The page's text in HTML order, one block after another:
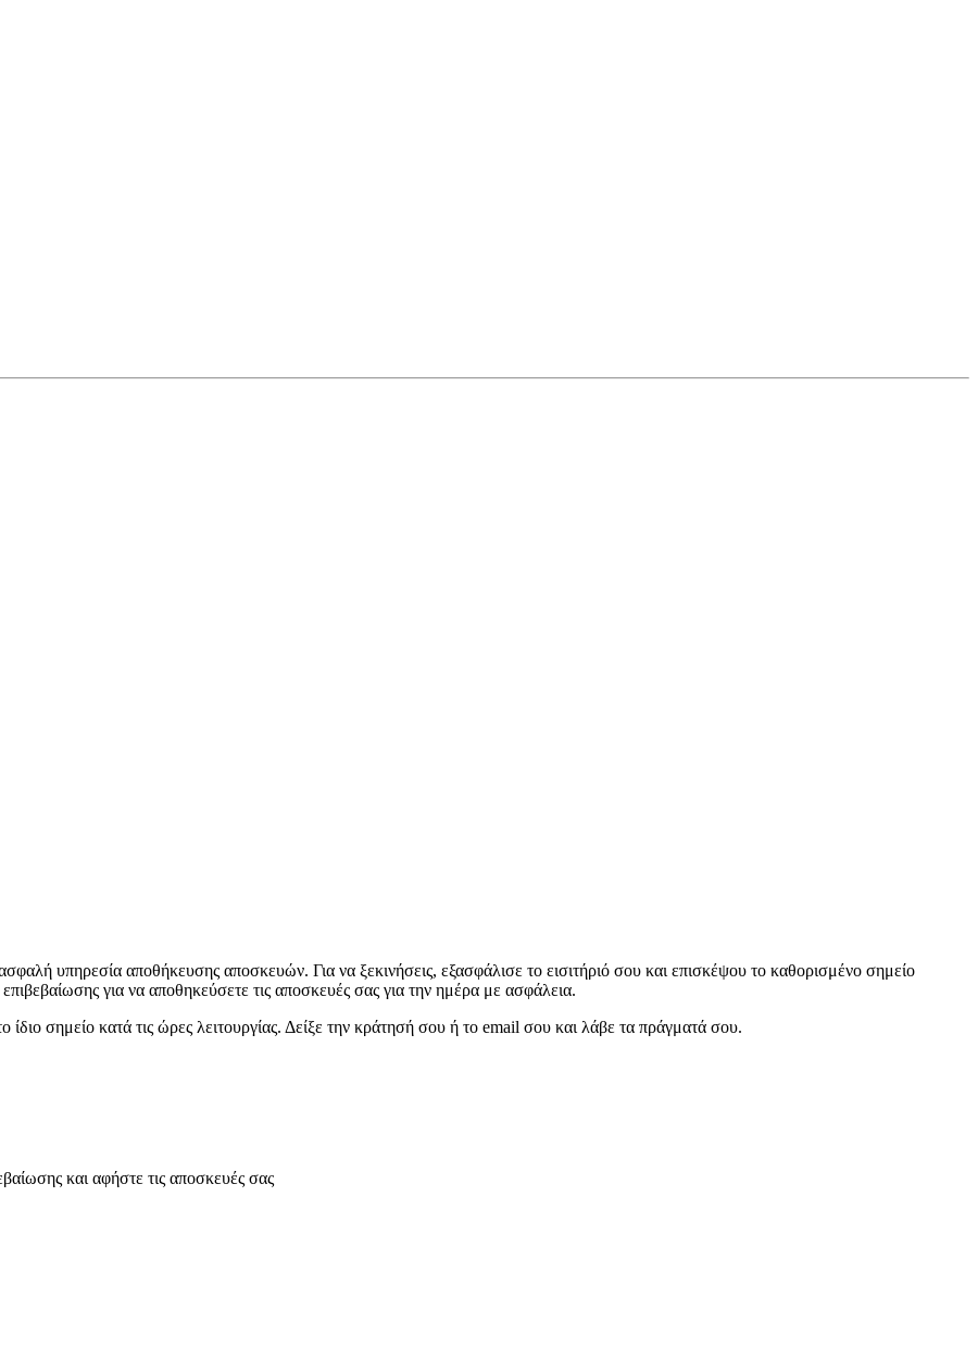
υπηρεσία αποθήκευσης αποσκευών. Για να ξεκινήσεις, εξασφάλισε το εισιτήριό σου και επισκέψου το καθορισμένο σημείο
για να αποθηκεύσετε τις αποσκευές σας για την ημέρα με ασφάλεια.
ίδιο σημείο κατά τις ώρες λειτουργίας. Δείξε την κράτησή σου ή το email σου και λάβε τα πράγματά σου.
και αφήστε τις αποσκευές σας